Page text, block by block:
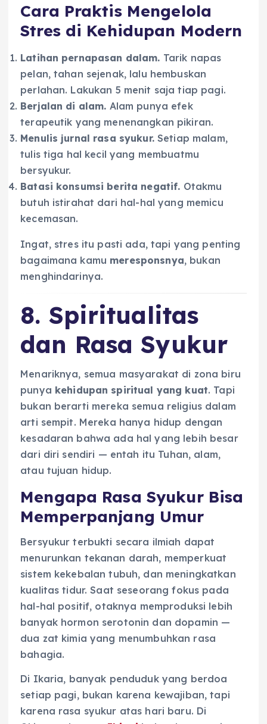
Cara Praktis Mengelola
Stres di Kehidupan Modern
Latihan pernapasan dalam. Tarik napas
pelan, tahan sejenak, lalu hembuskan
perlahan. Lakukan 5 menit saja tiap pagi.
Berjalan di alam. Alam punya efek
terapeutik yang menenangkan pikiran.
Menulis jurnal rasa syukur.Setiap malam,
tulis tiga hal kecil yang membuatmu
bersyukur.
Batasi konsumsi berita negatif. Otakmu
butuh istirahat dari hal-hal yang memicu
kecemasan.
Ingat, stres itu pasti ada, tapi yang penting
bagaimana kamu meresponsnya, bukan
menghindarinya.
8. Spiritualitas
dan Rasa Syukur
Menariknya, semua masyarakat di zona biru
punya kehidupan spiritual yang kuat. Tapi
bukan berarti mereka semua religius dalam
arti sempit. Mereka hanya hidup dengan
kesadaran bahwa ada hal yang lebih besar
dari diri sendiri — entah itu Tuhan, alam,
atau tujuan hidup.
Mengapa Rasa Syukur Bisa
Memperpanjang Umur
Bersyukur terbukti secara ilmiah dapat
menurunkan tekanan darah, memperkuat
sistem kekebalan tubuh, dan meningkatkan
kualitas tidur. Saat seseorang fokus pada
hal-hal positif, otaknya memproduksi lebih
banyak hormon serotonin dan dopamin —
dua zat kimia yang menumbuhkan rasa
bahagia.
Di Ikaria, banyak penduduk yang berdoa
setiap pagi, bukan karena kewajiban, tapi
karena rasa syukur atas hari baru. Di